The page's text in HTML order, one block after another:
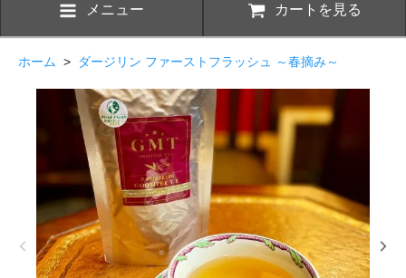
メニュー カートを見る
ホーム > ダージリン ファーストフラッシュ ～春摘み～